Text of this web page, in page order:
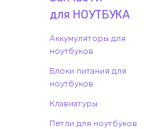
для НОУТБУКА
Аккумуляторы для
ноутбуков
Блоки питания для
ноутбуков
Клавиатуры
Петли для ноутбуков